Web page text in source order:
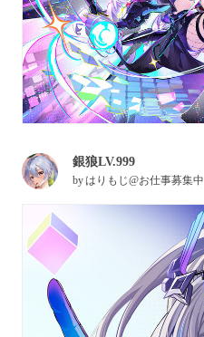
銀狼LV.999
byはりもじ@お仕事募集中